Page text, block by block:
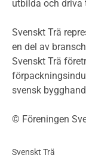
Projektering
Byggsystem
Byggnation
utbilda och driva
Svenskt Trä
en del av
Svenskt Trä
svensk
© Föreningen
Svenskt Trä